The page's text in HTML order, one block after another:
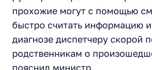
прохожие могут с помощью
быстро считать информацию
диагнозе диспетчеру скорой
родственникам о
пояснил министр.